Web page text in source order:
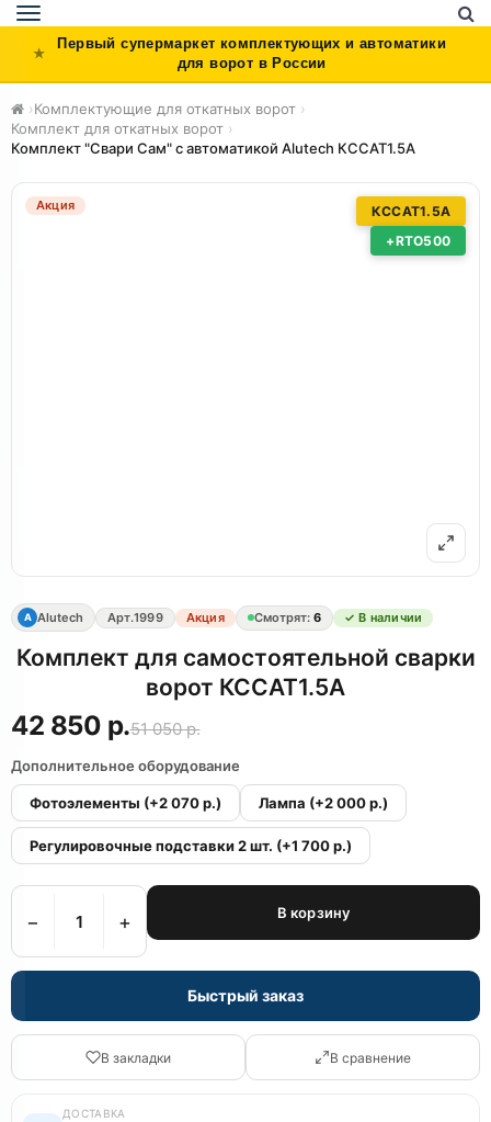
Toggle
navigation
Первый супермаркет комплектующих и автоматики
для ворот в России
›Комплектующие для откатных ворот ›
Комплект для откатных ворот ›
Комплект "Свари Сам" с автоматикой Alutech КССАТ1.5А
Акция
КССАТ1.5А
+RTO500
A Alutech Арт.1999 Акция Смотрят: 6 ✓ В наличии
Комплект для самостоятельной сварки
ворот КССАТ1.5А
42 850 р.51 050 р.
Дополнительное оборудование
Фотоэлементы (+2 070 р.) Лампа (+2 000 р.)
Регулировочные подставки 2 шт. (+1 700 р.)
− + В корзину
Быстрый заказ
В закладки В сравнение
ДОСТАВКА